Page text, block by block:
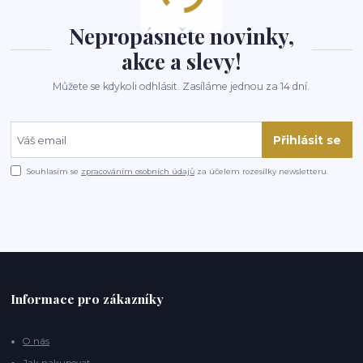
Nepropásněte novinky,
akce a slevy!
Můžete se kdykoli odhlásit. Zasíláme jednou za 14 dní.
Přihlásit se
Souhlasím se zpracováním osobních údajů za účelem rozesílky newsletteru.
Informace pro zákazníky
O nás